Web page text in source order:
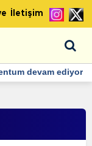
İletişim
için umut verici